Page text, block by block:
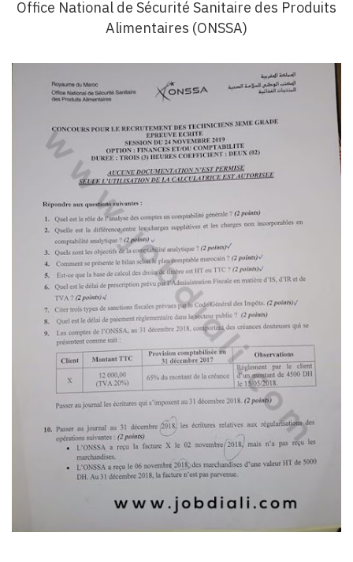
Office National de Sécurité Sanitaire des Produits
Alimentaires (ONSSA)